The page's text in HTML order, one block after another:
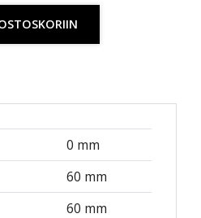
0 mm
60 mm
60 mm